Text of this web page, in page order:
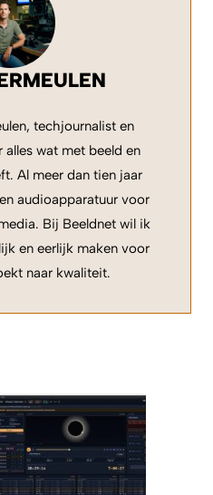
techjournalist en
wat met beeld en
Al meer dan tien jaar
audioapparatuur voor
Bij Beeldnet wil ik
en eerlijk maken voor
naar kwaliteit.